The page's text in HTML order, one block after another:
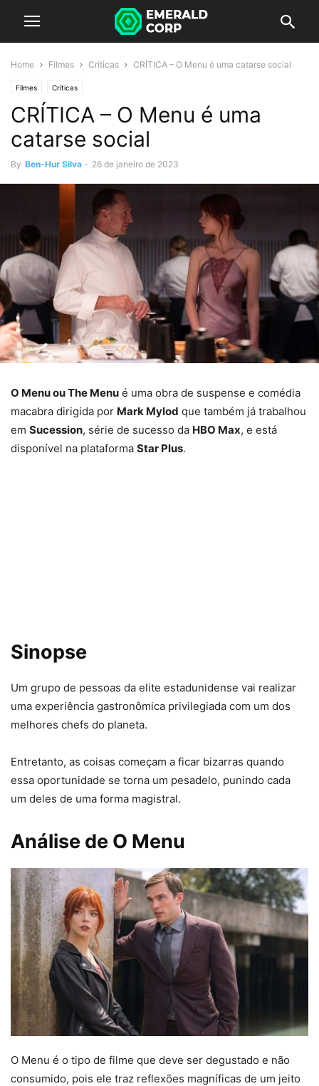
Home Filmes Críticas CRÍTICA – O Menu é uma catarse social
Filmes Críticas
CRÍTICA – O Menu é uma
catarse social
By Ben-Hur Silva - 26 de janeiro de 2023
O Menu ou The Menu é uma obra de suspense e comédia
macabra dirigida por Mark Mylod que também já trabalhou
em Sucession, série de sucesso da HBO Max, e está
disponível na plataforma Star Plus.
Sinopse
Um grupo de pessoas da elite estadunidense vai realizar
uma experiência gastronômica privilegiada com um dos
melhores chefs do planeta.
Entretanto, as coisas começam a ficar bizarras quando
essa oportunidade se torna um pesadelo, punindo cada
um deles de uma forma magistral.
Análise de O Menu
O Menu é o tipo de filme que deve ser degustado e não
consumido, pois ele traz reflexões magníficas de um jeito